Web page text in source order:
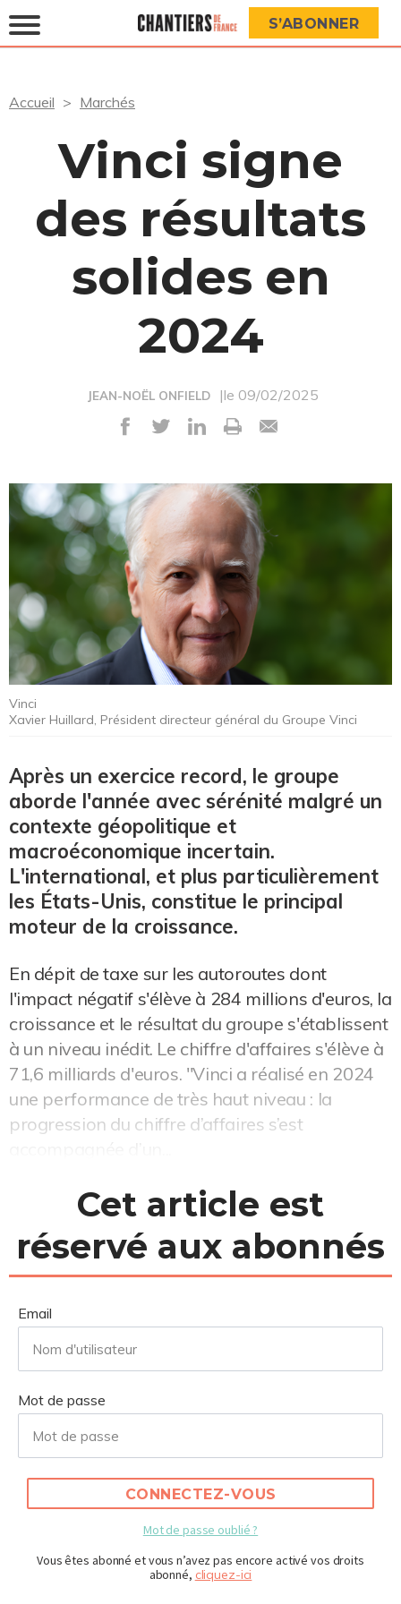
S’ABONNER
Accueil Marchés
Vinci signe
des résultats
solides en
2024
JEAN-NOËL ONFIELD |le 09/02/2025
Vinci
Xavier Huillard, Président directeur général du Groupe Vinci
Après un exercice record, le groupe
aborde l'année avec sérénité malgré un
contexte géopolitique et
macroéconomique incertain.
L'international, et plus particulièrement
les États-Unis, constitue le principal
moteur de la croissance.
En dépit de taxe sur les autoroutes dont
l'impact négatif s'élève à 284 millions d'euros, la
croissance et le résultat du groupe s'établissent
à un niveau inédit. Le chiffre d'affaires s'élève à
71,6 milliards d'euros. "Vinci a réalisé en 2024
une performance de très haut niveau : la
progression du chiffre d’affaires s’est
Cet article est
réservé aux abonnés
Email
Mot de passe
CONNECTEZ-VOUS
Mot de passe oublié ?
Vous êtes abonné et vous n’avez pas encore activé vos droits
abonné, cliquez-ici